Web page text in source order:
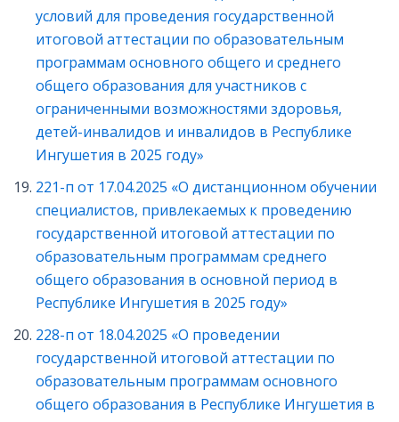
условий для проведения государственной
итоговой аттестации по образовательным
программам основного общего и среднего
общего образования для участников с
ограниченными возможностями здоровья,
детей-инвалидов и инвалидов в Республике
Ингушетия в 2025 году»
221-п от 17.04.2025 «О дистанционном обучении
специалистов, привлекаемых к проведению
государственной итоговой аттестации по
образовательным программам среднего
общего образования в основной период в
Республике Ингушетия в 2025 году»
228-п от 18.04.2025 «О проведении
государственной итоговой аттестации по
образовательным программам основного
общего образования в Республике Ингушетия в